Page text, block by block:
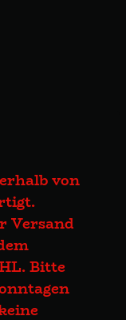
von
Versand
Bitte